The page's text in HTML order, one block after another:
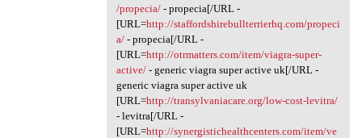
/propecia/- propecia[/URL -
[URL=http://staffordshirebullterrierhq.com/propeci
a/- propecia[/URL -
[URL=http://otrmatters.com/item/viagra-super-
active/- generic viagra super active uk[/URL -
generic viagra super active uk
[URL=http://transylvaniacare.org/low-cost-levitra/
- levitra[/URL -
[URL=http://synergistichealthcenters.com/item/ve